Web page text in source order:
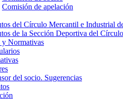
Comisión de apelación
del Círculo Mercantil e Industrial
de la Sección Deportiva del
y Normativas
del socio. Sugerencias